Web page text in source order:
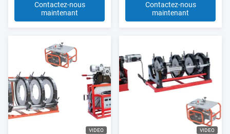
Contactez-nous
maintenant
Contactez-nous
maintenant
VIDEO VIDEO